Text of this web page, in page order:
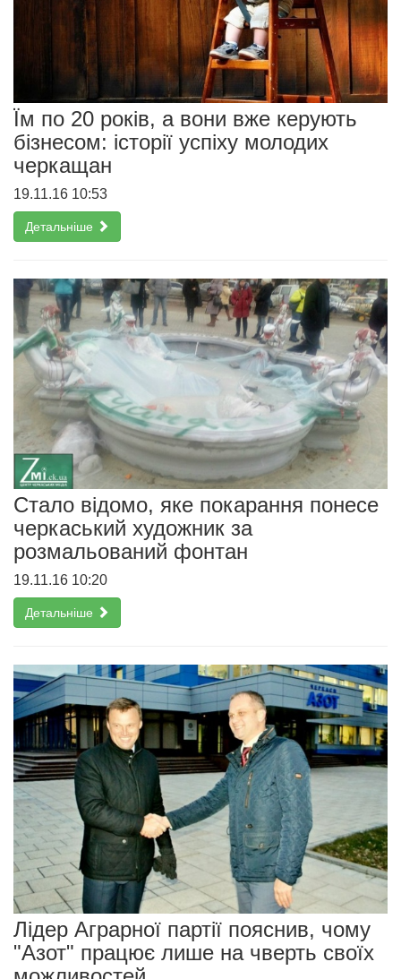
Їм по 20 років, а вони вже керують
бізнесом: історії успіху молодих
черкащан
19.11.16 10:53
Детальніше
Стало відомо, яке покарання понесе
черкаський художник за
розмальований фонтан
19.11.16 10:20
Детальніше
Лідер Аграрної партії пояснив, чому
"Азот" працює лише на чверть своїх